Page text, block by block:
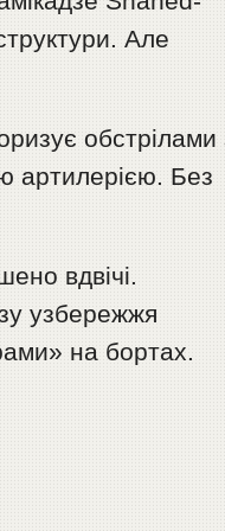
Але
обстрілами
артилерією. Без
вдвічі.
узбережжя
на бортах.